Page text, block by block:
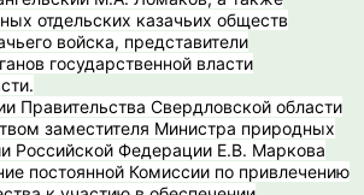
отдельских казачьих обществ
войска, представители
государственной власти
Правительства Свердловской области
заместителя Министра природных
Российской Федерации Е.В. Маркова
постоянной Комиссии по привлечению